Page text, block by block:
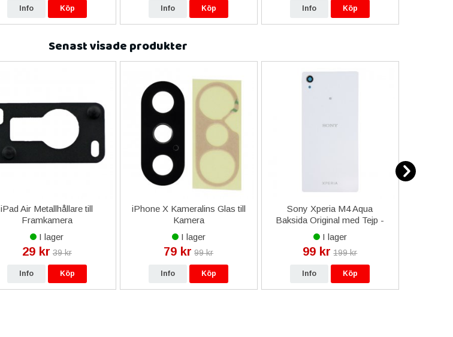
Info Köp Info Köp Info Köp
Senast visade produkter
iPad Air Metallhållare till
Framkamera
I lager
29 kr 39 kr
Info Köp
iPhone X Kameralins Glas till
Kamera
I lager
79 kr 99 kr
Info Köp
Sony Xperia M4 Aqua
Baksida Original med Tejp -
Vit
I lager
99 kr 199 kr
Info Köp